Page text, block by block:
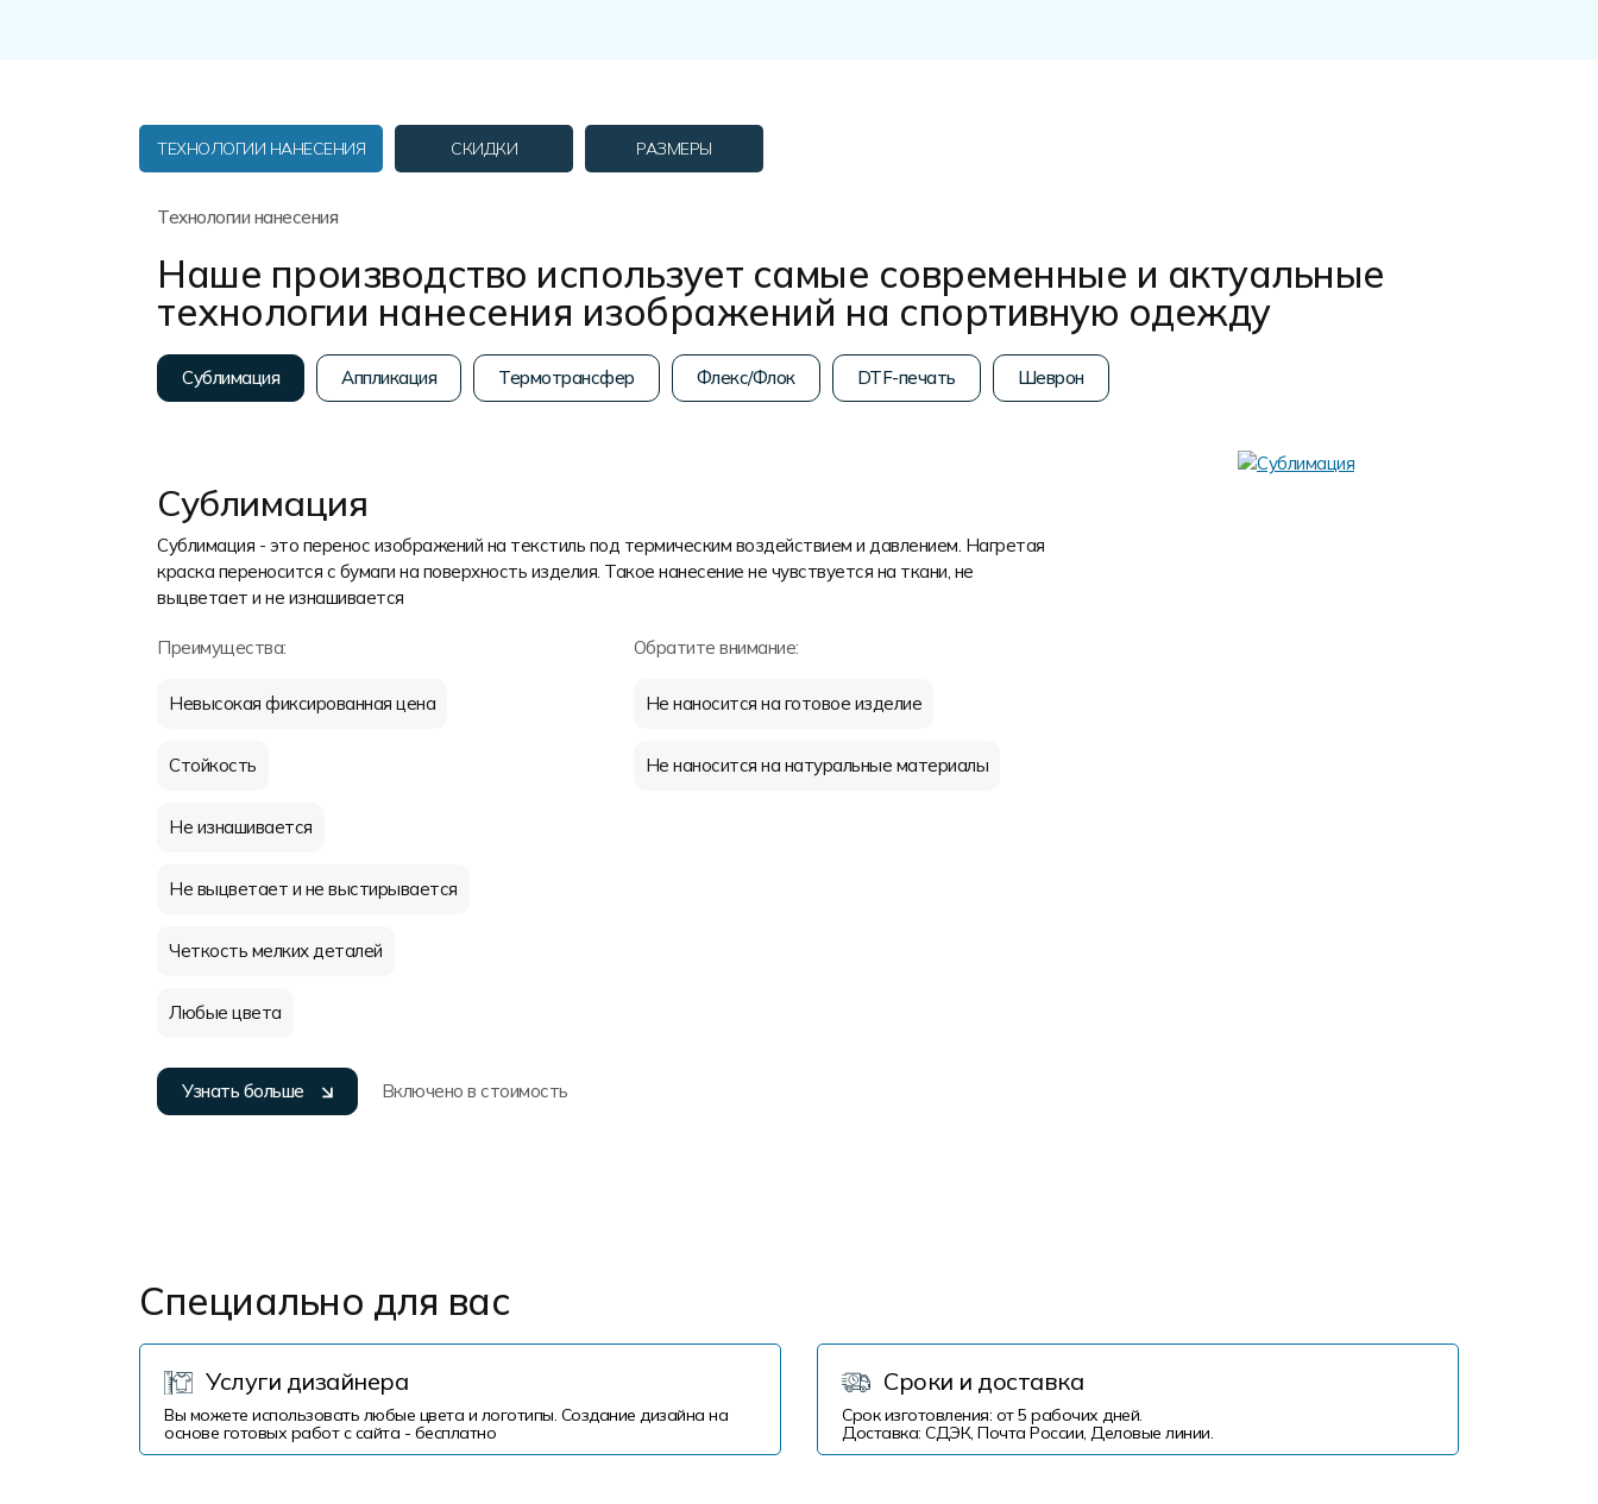
ТЕХНОЛОГИИ НАНЕСЕНИЯ СКИДКИ РАЗМЕРЫ
Технологии нанесения
Наше производство использует самые современные и актуальные
технологии нанесения изображений на спортивную одежду
Сублимация Аппликация Термотрансфер Флекс/Флок DTF-печать Шеврон
Сублимация
Сублимация - это перенос изображений на текстиль под термическим воздействием и давлением. Нагретая
краска переносится с бумаги на поверхность изделия. Такое нанесение не чувствуется на ткани, не
выцветает и не изнашивается
Преимущества:
Невысокая фиксированная цена
Стойкость
Не изнашивается
Не выцветает и не выстирывается
Четкость мелких деталей
Любые цвета
Обратите внимание:
Не наносится на готовое изделие
Не наносится на натуральные материалы
Узнать больше Включено в стоимость
Специально для вас
Услуги дизайнера
Вы можете использовать любые цвета и логотипы. Создание дизайна на
основе готовых работ с сайта - бесплатно
Сроки и доставка
Срок изготовления: от 5 рабочих дней.
Доставка: СДЭК, Почта России, Деловые линии.